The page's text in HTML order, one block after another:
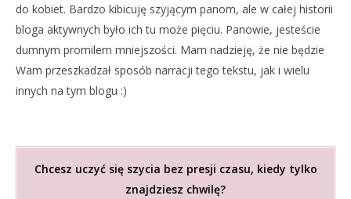
do kobiet. Bardzo kibicuję szyjącym panom, ale w całej historii
bloga aktywnych było ich tu może pięciu. Panowie, jesteście
dumnym promilem mniejszości. Mam nadzieję, że nie będzie
Wam przeszkadzał sposób narracji tego tekstu, jak i wielu
innych na tym blogu :)
Chcesz uczyć się szycia bez presji czasu, kiedy tylko
znajdziesz chwilę?